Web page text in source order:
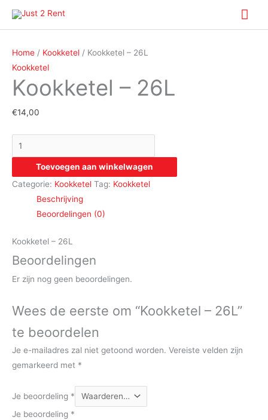
naar
inhoud
Home / Kookketel / Kookketel – 26L
Kookketel
Kookketel – 26L
€14,00
-
26L
aantal
Toevoegen aan winkelwagen
Categorie: Kookketel Tag: Kookketel
Beschrijving
Beoordelingen (0)
Kookketel – 26L
Beoordelingen
Er zijn nog geen beoordelingen.
Wees de eerste om “Kookketel – 26L”
te beoordelen
Je e-mailadres zal niet getoond worden. Vereiste velden zijn
gemarkeerd met *
Je beoordeling *
Je beoordeling *